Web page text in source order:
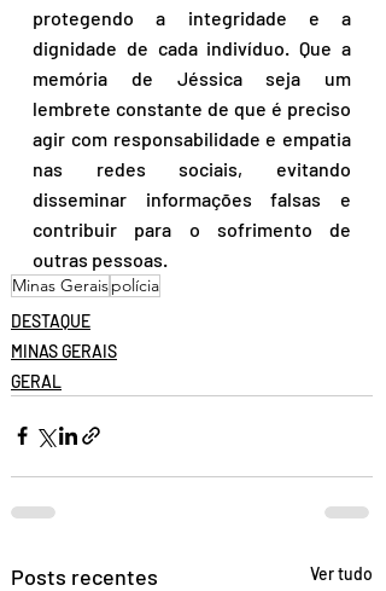
protegendo a integridade e a
dignidade de cada indivíduo. Que a
memória de Jéssica seja um
lembrete constante de que é preciso
agir com responsabilidade e empatia
nas redes sociais, evitando
disseminar informações falsas e
contribuir para o sofrimento de
outras pessoas.
Minas Geraispolícia
DESTAQUE
MINAS GERAIS
GERAL
Posts recentes Ver tudo